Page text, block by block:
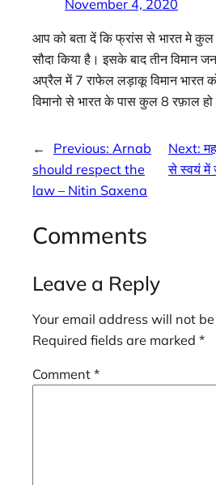
November 4, 2020
आप को बता दें कि फ्रांस से भारत मे कुल
सौदा किया है। इसके बाद तीन विमान
अप्रैल में 7 राफेल लड़ाकू विमान भारत
विमानो से भारत के पास कुल 8 रफ़ाल हो
← Previous: Arnab
should respect the
law – Nitin Saxena
Next:
से स्वयं में
Comments
Leave a Reply
Your email address will not
Required fields are marked *
Comment *